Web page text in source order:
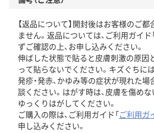
【返品について】開封後はお客様のご
ません。返品については、ご利用ガイド
ずご確認の上、お申し込みください。
伸ばした状態で貼ると皮膚刺激の原因
って貼らないでください。キズぐちに
発疹・発赤、かゆみ等の症状が現れた
談ください。はがす時は、皮膚を傷め
ゆっくりはがしてください。
ご購入の際は、ご利用ガイド「ご利用ガ
申し込みください。